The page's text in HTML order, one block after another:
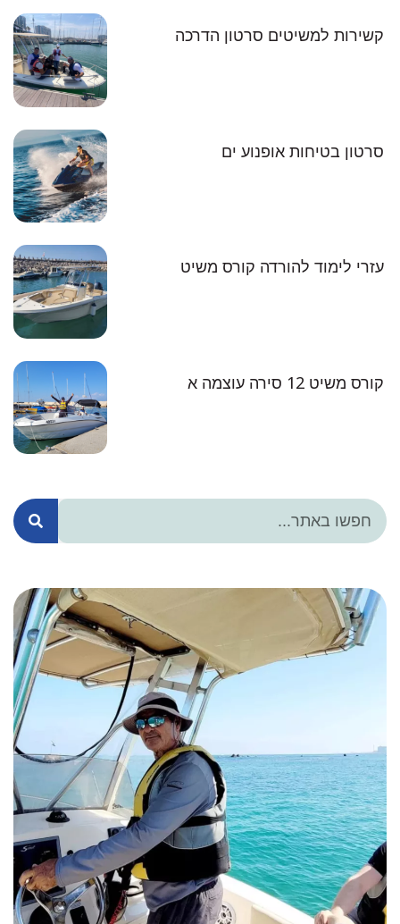
קשירות למשיטים סרטון הדרכה
סרטון בטיחות אופנוע ים
עזרי לימוד להורדה קורס משיט
קורס משיט 12 סירה עוצמה א